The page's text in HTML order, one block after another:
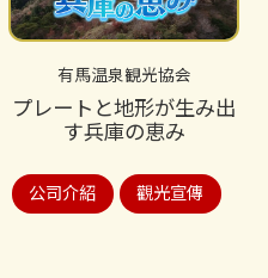
有馬温泉観光協会
プレートと地形が生み出
す兵庫の恵み
公司介紹 觀光宣傳